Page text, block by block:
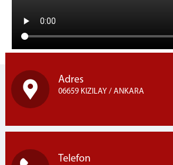
Adres
06659 KIZILAY / ANKARA
Telefon